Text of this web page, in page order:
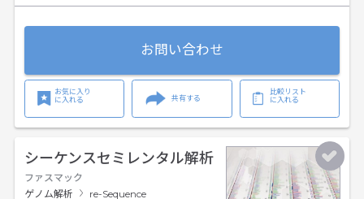
お問い合わせ
お気に入り
に入れる
共有する
比較リスト
に入れる
シーケンスセミレンタル解析
ファスマック
ゲノム解析
re-Sequence